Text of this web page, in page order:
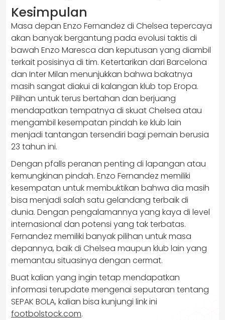
Kesimpulan
Masa depan Enzo Fernandez di Chelsea tepercaya
akan banyak bergantung pada evolusi taktis di
bawah Enzo Maresca dan keputusan yang diambil
terkait posisinya di tim. Ketertarikan dari Barcelona
dan Inter Milan menunjukkan bahwa bakatnya
masih sangat diakui di kalangan klub top Eropa.
Pilihan untuk terus bertahan dan berjuang
mendapatkan tempatnya di skuat Chelsea atau
mengambil kesempatan pindah ke klub lain
menjadi tantangan tersendiri bagi pemain berusia
23 tahun ini.
Dengan pfalls peranan penting di lapangan atau
kemungkinan pindah. Enzo Fernandez memiliki
kesempatan untuk membuktikan bahwa dia masih
bisa menjadi salah satu gelandang terbaik di
dunia. Dengan pengalamannya yang kaya di level
internasional dan potensi yang tak terbatas.
Fernandez memiliki banyak pilihan untuk masa
depannya, baik di Chelsea maupun klub lain yang
memantau situasinya dengan cermat.
Buat kalian yang ingin tetap mendapatkan
informasi terupdate mengenai seputaran tentang
SEPAK BOLA, kalian bisa kunjungi link ini
footbolstock.com.